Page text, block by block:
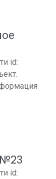
id:
id: